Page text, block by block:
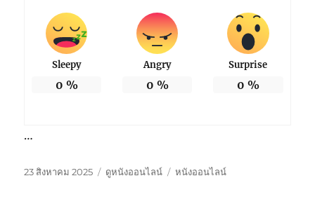
Sleepy
0 %
Angry
0 %
Surprise
0 %
…
เขียน
23 สิงหาคม 2025
หมวด
ดูหนังออนไลน์
ป้าย
หนังออนไลน์